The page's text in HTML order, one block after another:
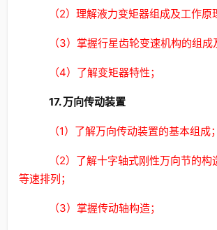
（2）理解液力变矩器组成及工作原
（3）掌握行星齿轮变速机构的组成
（4）了解变矩器特性；
17. 万向传动装置
（1）了解万向传动装置的基本组成；
（2）了解十字轴式刚性万向节的
等速排列；
（3）掌握传动轴构造；